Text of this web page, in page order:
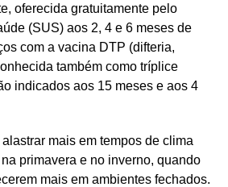
oferecida gratuitamente pelo
(SUS) aos 2, 4 e 6 meses de
com a vacina DTP (difteria,
também como tríplice
indicados aos 15 meses e aos 4
mais em tempos de clima
primavera e no inverno, quando
mais em ambientes fechados.